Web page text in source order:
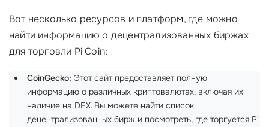
Вот несколько ресурсов и платформ, где можно
найти информацию о децентрализованных биржах
для торговли Pi Coin:
CoinGecko: Этот сайт предоставляет полную
информацию о различных криптовалютах, включая их
наличие на DEX. Вы можете найти список
децентрализованных бирж и посмотреть, где торгуется Pi